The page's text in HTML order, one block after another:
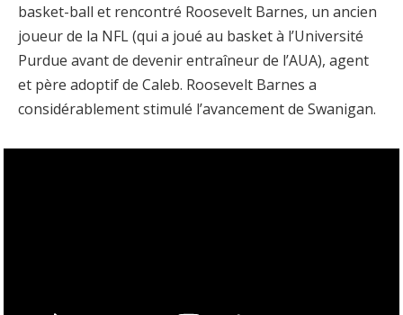
basket-ball et rencontré Roosevelt Barnes, un ancien
joueur de la NFL (qui a joué au basket à l’Université
Purdue avant de devenir entraîneur de l’AUA), agent
et père adoptif de Caleb. Roosevelt Barnes a
considérablement stimulé l’avancement de Swanigan.